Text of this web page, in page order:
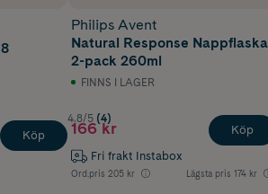
Köp
Philips Avent
Natural Response Nappflaska
2-pack 260ml
FINNS I LAGER
4.8/5 (4)
166 kr
Fri frakt Instabox
Ord.pris 205 kr Lägsta pris 174 kr
Köp